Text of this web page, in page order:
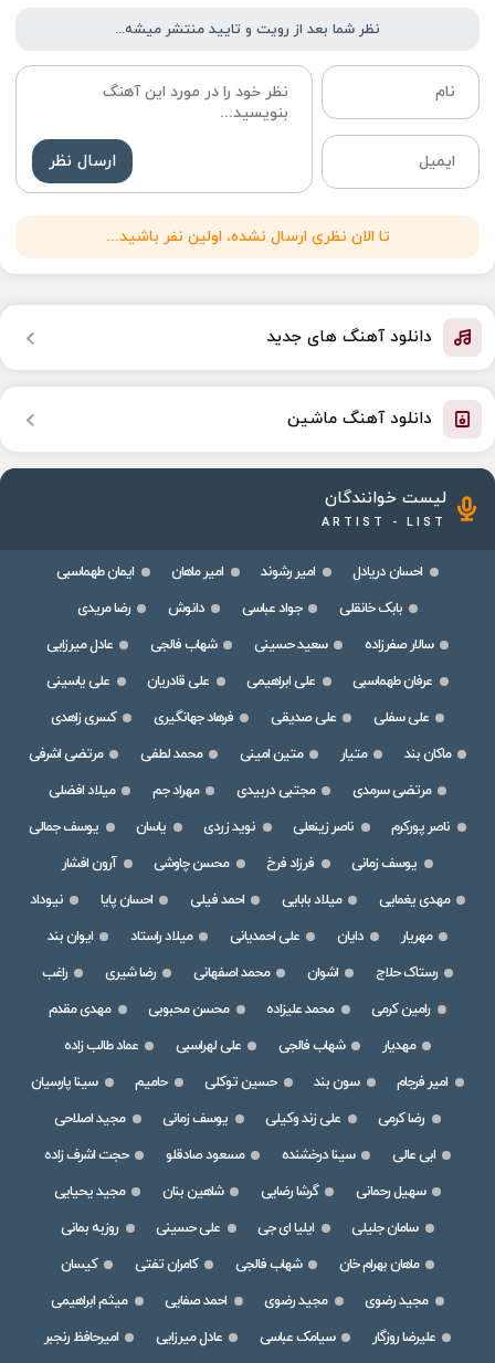
نظر شما بعد از رویت و تایید منتشر میشه...
ارسال نظر
تا الان نظری ارسال نشده، اولین نفر باشید...
دانلود آهنگ های جدید
دانلود آهنگ ماشین
لیست خوانندگان
ARTIST - LIST
احسان دریادل امیر رشوند امیر ماهان
ایمان طهماسبی
بابک خانقلی
جواد عباسی دانوش
رضا مریدی
سالار صفرزاده
سعید حسینی شهاب فالجی
عادل میرزایی
عرفان طهماسبی
علی ابراهیمی علی قادریان
علی یاسینی
علی سفلی
علی صدیقی فرهاد جهانگیری
کسری زاهدی
ماکان بند
متیار متین امینی محمد لطفی
مرتضی اشرفی
مرتضی سرمدی
مجتبی دربیدی مهراد جم
میلاد افضلی
ناصر پورکرم
ناصر زینعلی نوید زردی یاسان
یوسف جمالی
یوسف زمانی
فرزاد فرخ محسن چاوشی
آرون افشار
مهدی یغمایی
میلاد بابایی احمد فیلی احسان پایا
نیوداد
مهریار
دایان علی احمدیانی میلاد راستاد
ایوان بند
رستاک حلاج
اشوان محمد اصفهانی رضا شیری
راغب
رامین کرمی
محمد علیزاده محسن محبوبی
مهدی مقدم
مهدیار
شهاب فالجی علی لهراسبی
عماد طالب زاده
امیر فرجام
سون بند حسین توکلی حامیم
سینا پارسیان
رضا کرمی
علی زند وکیلی یوسف زمانی
مجید اصلاحی
ابی عالی
سینا درخشنده مسعود صادقلو
حجت اشرف زاده
سهیل رحمانی
گرشا رضایی شاهین بنان
مجید یحیایی
سامان جلیلی
ایلیا ای جی علی حسینی
روزبه بمانی
ماهان بهرام خان
شهاب فالجی کامران تفتی
کیسان
مجید رضوی
مجید رضوی احمد صفایی
میثم ابراهیمی
علیرضا روزگار
سیامک عباسی عادل میرزایی امیرحافظ رنجبر